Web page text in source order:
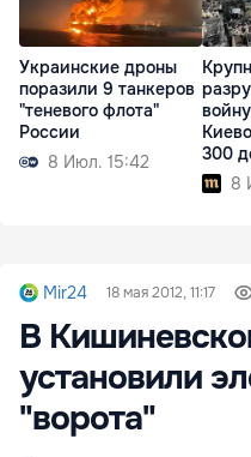
Украинские дроны
поразили 9 танкеров
"теневого флота"
России
8 Июл. 15:42
300
8
Mir24 18 мая 2012, 11:17
В
установили
"ворота"